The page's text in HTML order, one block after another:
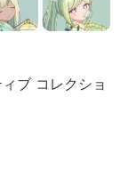
ブ コレクショ